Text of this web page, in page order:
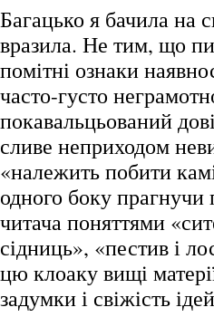
Багацько я бачила на
вразила. Не тим, що
помітні ознаки
часто-густо
покавальцьований
сливе неприходом
«належить побити
одного боку прагнучи
читача поняттями
сідниць», «пестив і
цю клоаку вищі
задумки і свіжість